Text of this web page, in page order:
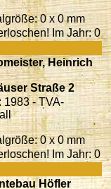
0 x 0 mm
Im Jahr: 0
Heinrich
Straße 2
1983 - TVA-
0 x 0 mm
Im Jahr: 0
Höfler